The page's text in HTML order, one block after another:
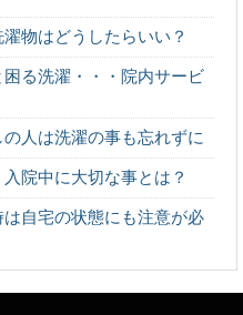
う…。本当の自分はどっちなの
仕事を休むって有りかな無しか
目が正解？かける時とる時のマ
物はどうしたらいい？
る洗濯・・・院内サービ
人は洗濯の事も忘れずに
院中に大切な事とは？
自宅の状態にも注意が必